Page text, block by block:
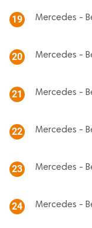
19 Mercedes -
20 Mercedes -
21 Mercedes -
22 Mercedes -
23 Mercedes -
24 Mercedes -